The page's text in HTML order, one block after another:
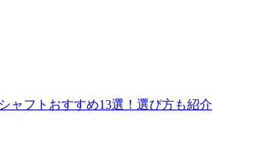
ャフトおすすめ13選！選び方も紹介